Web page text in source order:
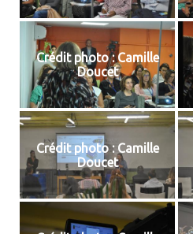
Crédit photo : Camille
Doucet
Crédit photo : Camille
Doucet